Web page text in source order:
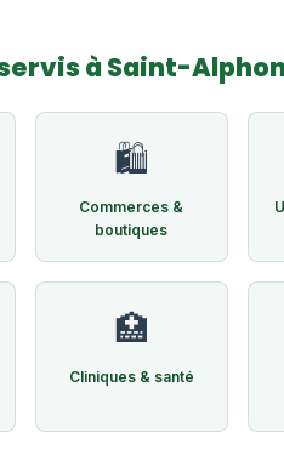
à Saint-
🛍️
Commerces &
boutiques
🏥
Cliniques & santé